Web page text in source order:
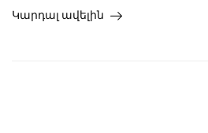
Կարդալ ավելին